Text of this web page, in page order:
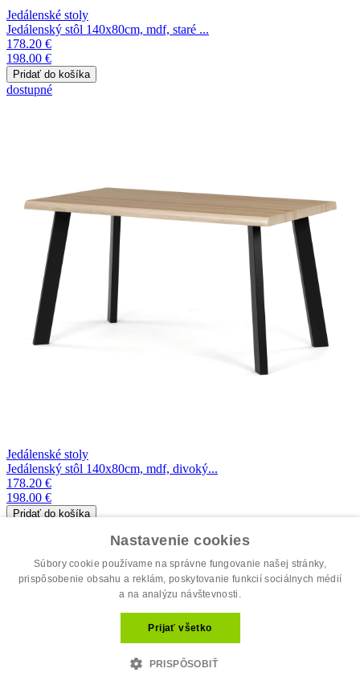
Jedálenské stoly
Jedálenský stôl 140x80cm, mdf, staré ...
178.20 €
198.00 €
dostupné
Jedálenské stoly
Jedálenský stôl 140x80cm, mdf, divoký...
178.20 €
198.00 €
Nastavenie cookies
Súbory cookie používame na správne fungovanie našej stránky,
prispôsobenie obsahu a reklám, poskytovanie funkcií sociálnych médií
a na analýzu návštevnosti.
Prijať všetko
PRISPÔSOBIŤ